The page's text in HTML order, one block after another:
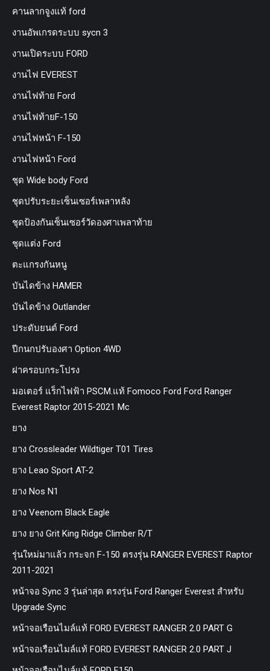
คานลากจูงแท้ ford
งานอัพเกรดระบบ sycn 3
งานเปิดระบบ FORD
งานไฟ EVEREST
งานไฟท้าย Ford
งานไฟท้ายF-150
งานไฟหน้า F-150
งานไฟหน้า Ford
ชุด Wide body Ford
ชุดปรับระยะเซ็นเซอร์เพลาหลัง
ชุดป้องกันเซ็นเซอร์วัดองศาเพลาท้าย
ชุดแต่ง Ford
ตะแกรงกันหนู
บันไดข้าง HAMER
บันไดข้าง Outlander
ประดับยนต์ Ford
ปีกนกปรับองศา Option 4WD
ฝาครอบกระโปรง
มอเตอร์ แร็กไฟฟ้า PSCM.แท้ Fomoco Ford Ford Ranger
Everest Raptor 2015-2021 Mc
ยาง
ยาง Crossleader Wildtiger T01 Tires
ยาง Leao Sport AT-2
ยาง Nos N1
ยาง Veenom Black Eagle
ยาง ยาง Grit King Ridge Climber R/T
รุ่นใหม่มาแล้ว กระจก F-150 ตรงรุ่น RANGER EVEREST Raptor
2011-2021
หน้าจอ Sync 3 รุ่นล่าสุด ตรงรุ่น Ford Ranger Everest สำหรับ
Upgrade Sync
หน้าจอเรือนไมล์แท้ FORD EVEREST RANGER 2.0 PART G
หน้าจอเรือนไมล์แท้ FORD EVEREST RANGER 2.0 PART J